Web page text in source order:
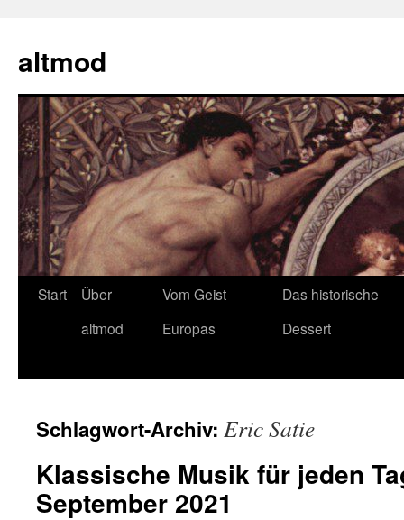
springen
altmod
Start
Über
altmod
Vom Geist
Europas
Das historische
Dessert
Schlagwort-Archiv: Eric Satie
Klassische Musik für jeden
September 2021